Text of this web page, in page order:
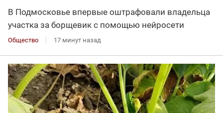
В Подмосковье впервые оштрафовали владельца
участка за борщевик с помощью нейросети
Общество 17 минут назад